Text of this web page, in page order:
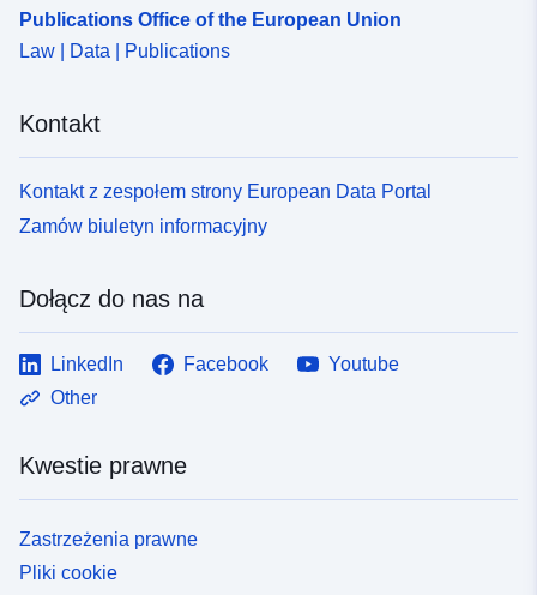
Publications Office of the European Union
Law | Data | Publications
Kontakt
Kontakt z zespołem strony European Data Portal
Zamów biuletyn informacyjny
Dołącz do nas na
LinkedIn Facebook
Youtube
Other
Kwestie prawne
Zastrzeżenia prawne
Pliki cookie